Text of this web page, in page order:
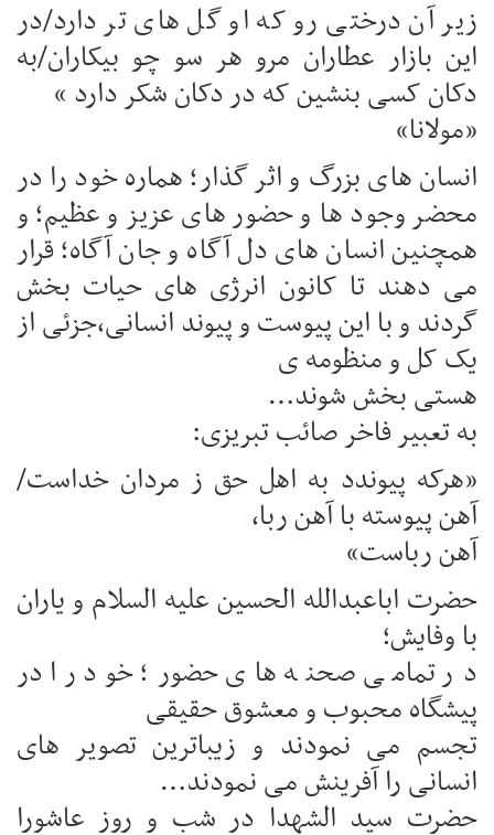
زیر آن درختی رو که او گل های تر دارد/در
این بازار عطاران مرو هر سو چو بیکاران/به
دکان کسی بنشین که در دکان شکر دارد »
«مولانا»
انسان های بزرگ و اثر گذار؛ هماره خود را در
محضر وجود ها و حضور های عزیز و عظیم؛ و
همچنین انسان های دل آگاه و جان آگاه؛ قرار
می دهند تا کانون انرژی های حیات بخش
گردند و با این پیوست و پیوند انسانی،جزئی از
یک کل و منظومه ی
هستی بخش شوند…
به تعبیر فاخر صائب تبریزی:
«هرکه پیوندد به اهل حق ز مردان خداست/
آهن پیوسته با آهن ربا،
آهن رباست»
حضرت اباعبدالله الحسین علیه السلام و یاران
با وفایش؛
در تمامی صحنه های حضور؛ خود را در
پیشگاه محبوب و معشوق حقیقی
تجسم می نمودند و زیباترین تصویر های
انسانی را آفرینش می نمودند…
حضرت سید الشهدا در شب و روز عاشورا